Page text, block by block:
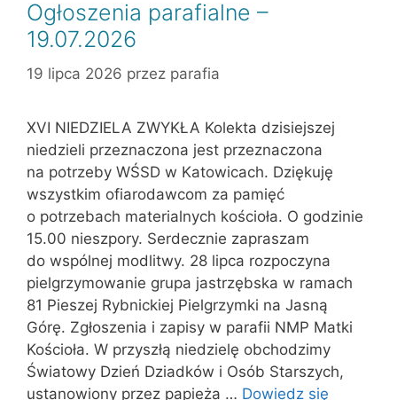
Ogłoszenia parafialne –
19.07.2026
19 lipca 2026 przez parafia
XVI NIEDZIELA ZWYKŁA Kolekta dzisiejszej
niedzieli przeznaczona jest przeznaczona
na potrzeby WŚSD w Katowicach. Dziękuję
wszystkim ofiarodawcom za pamięć
o potrzebach materialnych kościoła. O godzinie
15.00 nieszpory. Serdecznie zapraszam
do wspólnej modlitwy. 28 lipca rozpoczyna
pielgrzymowanie grupa jastrzębska w ramach
81 Pieszej Rybnickiej Pielgrzymki na Jasną
Górę. Zgłoszenia i zapisy w parafii NMP Matki
Kościoła. W przyszłą niedzielę obchodzimy
Światowy Dzień Dziadków i Osób Starszych,
ustanowiony przez papieża … Dowiedz się